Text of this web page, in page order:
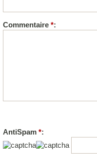
Commentaire *:
AntiSpam *: